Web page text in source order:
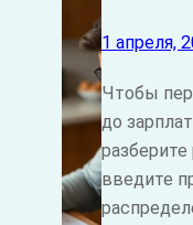
1 апреля,
Чтобы
до
введите